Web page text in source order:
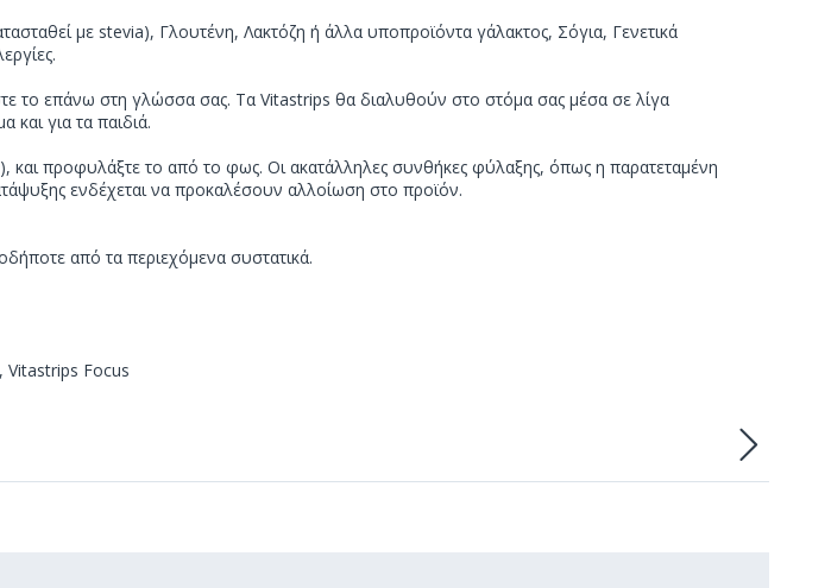
με stevia), Γλουτένη, Λακτόζη ή άλλα υποπροϊόντα γάλακτος, Σόγια, Γενετικά
το επάνω στη γλώσσα σας. Τα Vitastrips θα διαλυθούν στο στόμα σας μέσα σε λίγα
και για τα παιδιά.
προφυλάξτε το από το φως. Οι ακατάλληλες συνθήκες φύλαξης, όπως η παρατεταμένη
ενδέχεται να προκαλέσουν αλλοίωση στο προϊόν.
από τα περιεχόμενα συστατικά.
Vitastrips Focus